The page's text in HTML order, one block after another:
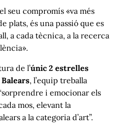
seu compromís «va més
plats, és una passió que es
a cada tècnica, a la recerca
de l’únic 2 estrelles
, l’equip treballa
i emocionar els
mos, elevant la
a la categoria d’art”.